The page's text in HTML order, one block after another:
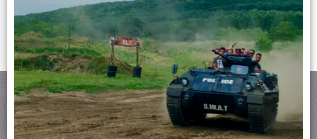
AUTHOR:TITANILLA SZIKRAI
CONTACT PAIMENT SÉCURISÉ